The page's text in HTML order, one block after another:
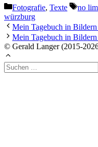
Kategorien
Fotografie, Texte no
würzburg
Mein Tagebuch in
Mein Tagebuch in
© Gerald Langer (2015-
Suchen
nach: